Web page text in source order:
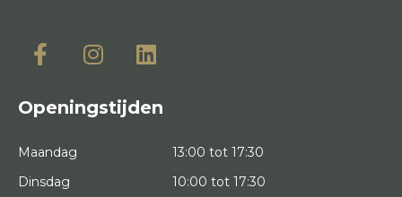
Openingstijden
Maandag
13:00 tot 17:30
Dinsdag
10:00 tot 17:30